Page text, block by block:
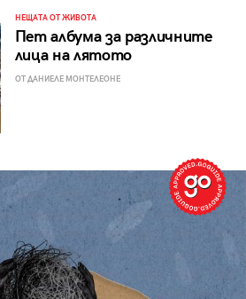
НЕЩАТА ОТ ЖИВОТА
Пет албума за различните
лица на лятото
ОТ ДАНИЕЛЕ МОНТЕЛЕОНЕ